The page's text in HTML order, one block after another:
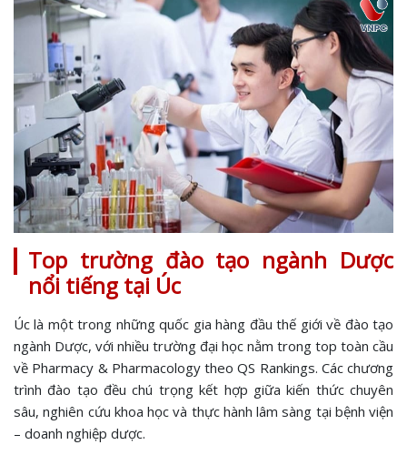
Top trường đào tạo ngành Dược
nổi tiếng tại Úc
Úc là một trong những quốc gia hàng đầu thế giới về đào tạo
ngành Dược, với nhiều trường đại học nằm trong top toàn cầu
về Pharmacy & Pharmacology theo QS Rankings. Các chương
trình đào tạo đều chú trọng kết hợp giữa kiến thức chuyên
sâu, nghiên cứu khoa học và thực hành lâm sàng tại bệnh viện
– doanh nghiệp dược.